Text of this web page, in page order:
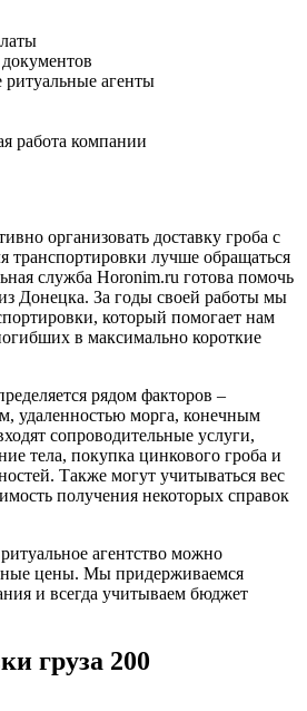
агенты
работа компании
организовать доставку гроба с
транспортировки лучше обращаться
служба Horonim.ru готова помочь
Донецка. За годы своей работы мы
который помогает нам
в максимально короткие
рядом факторов –
удаленностью морга, конечным
сопроводительные услуги,
тела, покупка цинкового гроба и
Также могут учитываться вес
получения некоторых справок
агентство можно
цены. Мы придерживаемся
и всегда учитываем бюджет
груза 200